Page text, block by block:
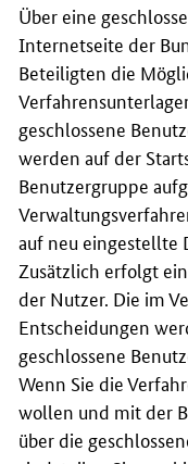
Über eine
Internetseite der
Beteiligten die
geschlossene
werden auf der
Benutzergruppe
auf neu eingestellte
Zusätzlich erfolgt
der Nutzer. Die im
Entscheidungen
geschlossene
Wenn Sie die
wollen und mit der
über die